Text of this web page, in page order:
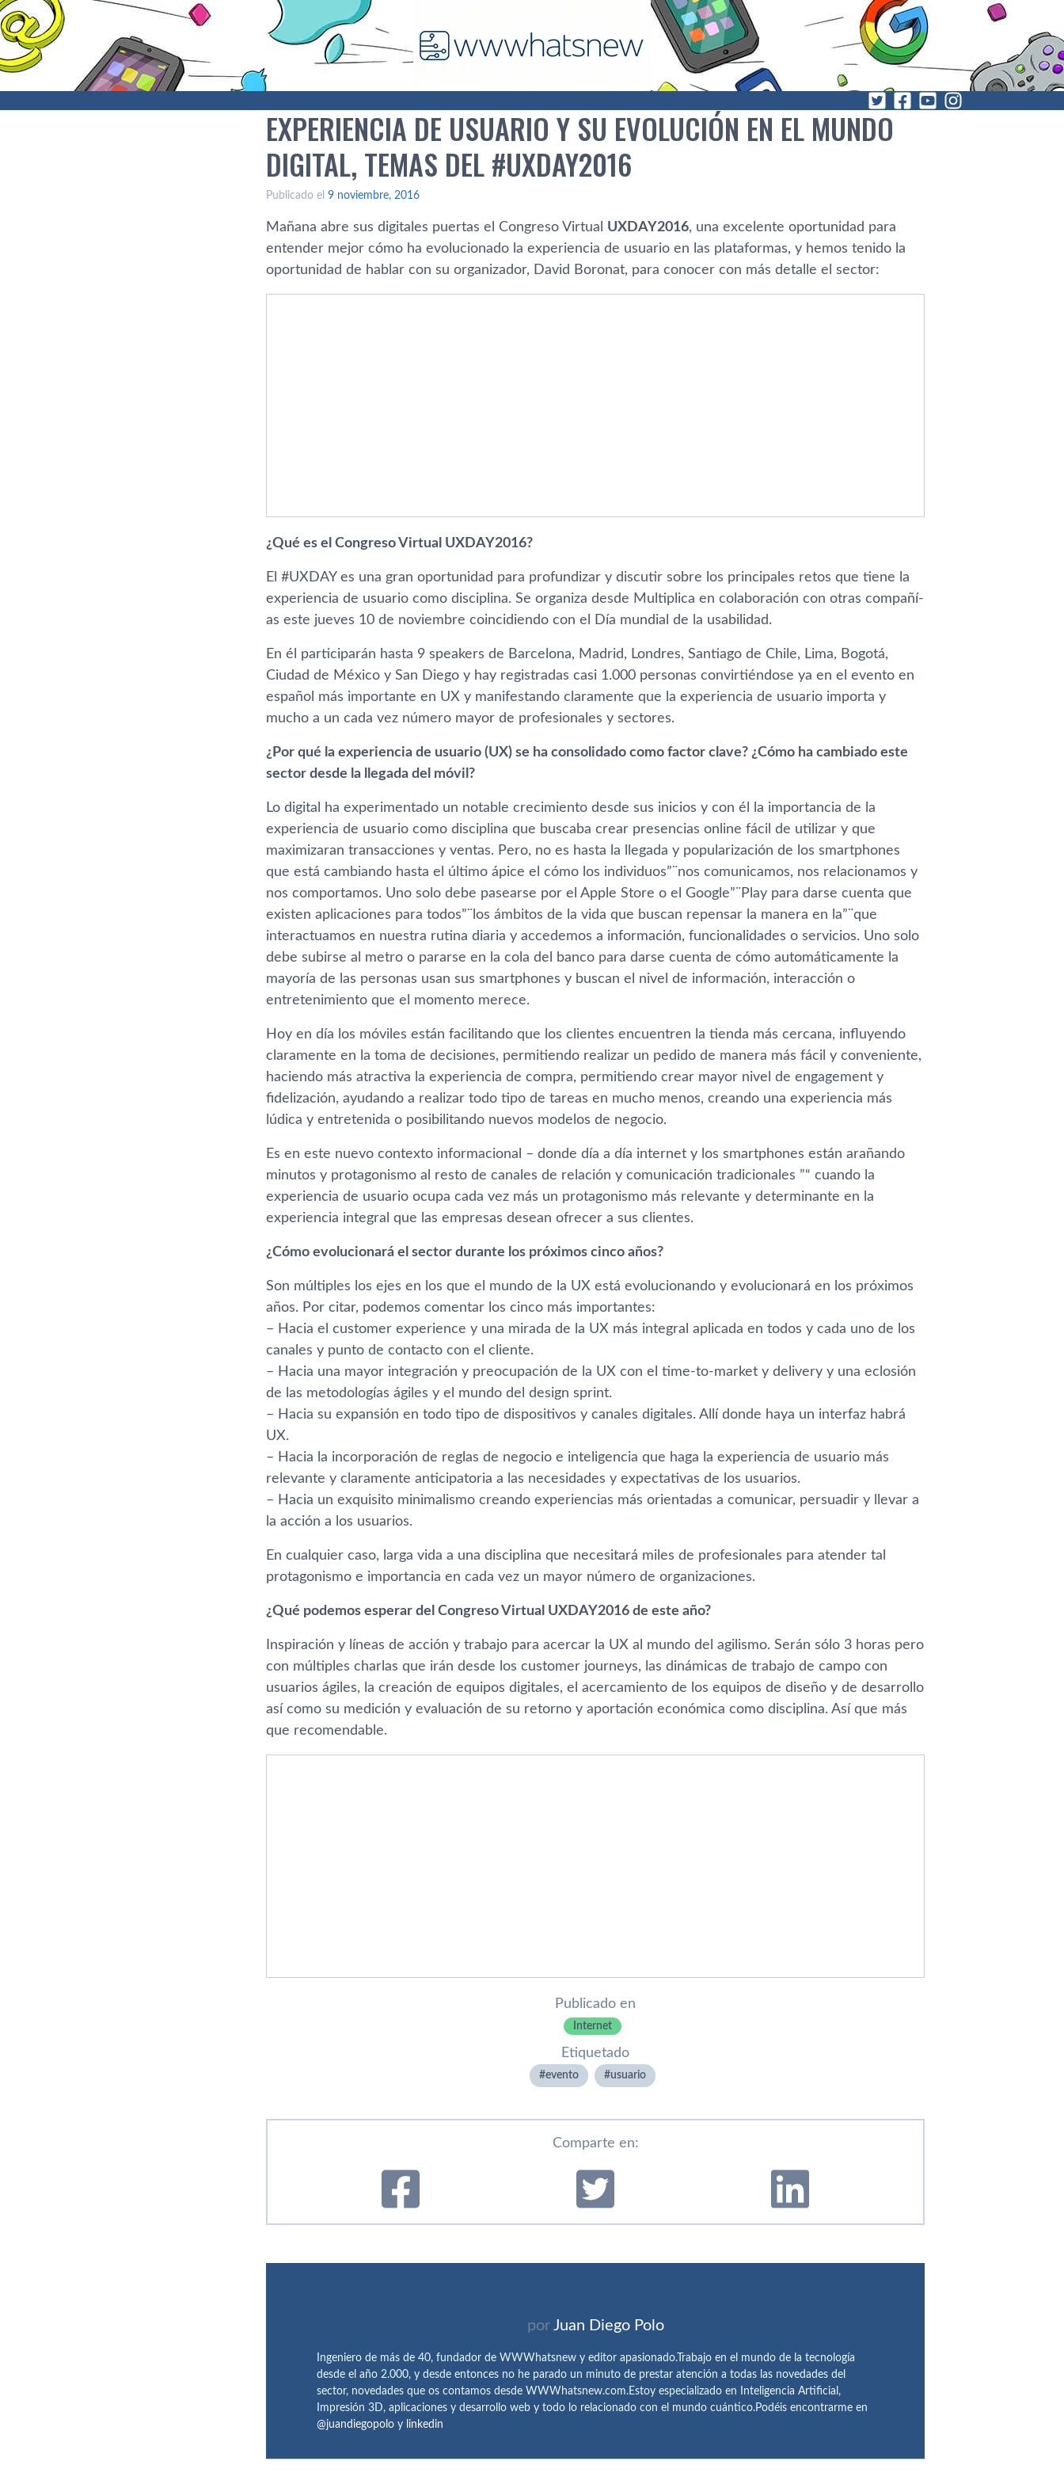
EXPERIENCIA DE USUARIO Y SU EVOLUCIÓN EN EL MUNDO
DIGITAL, TEMAS DEL #UXDAY2016
Publicado el 9 noviembre, 2016
Mañana abre sus digitales puertas el Congreso Virtual UXDAY2016, una excelente oportunidad para
entender mejor cómo ha evolucionado la experiencia de usuario en las plataformas, y hemos tenido la
oportunidad de hablar con su organizador, David Boronat, para conocer con más detalle el sector:
¿Qué es el Congreso Virtual UXDAY2016?
El #UXDAY es una gran oportunidad para profundizar y discutir sobre los principales retos que tiene la
experiencia de usuario como disciplina. Se organiza desde Multiplica en colaboración con otras compañí­
as este jueves 10 de noviembre coincidiendo con el Dí­a mundial de la usabilidad.
En él participarán hasta 9 speakers de Barcelona, Madrid, Londres, Santiago de Chile, Lima, Bogotá,
Ciudad de México y San Diego y hay registradas casi 1.000 personas convirtiéndose ya en el evento en
español más importante en UX y manifestando claramente que la experiencia de usuario importa y
mucho a un cada vez número mayor de profesionales y sectores.
¿Por qué la experiencia de usuario (UX) se ha consolidado como factor clave? ¿Cómo ha cambiado este
sector desde la llegada del móvil?
Lo digital ha experimentado un notable crecimiento desde sus inicios y con él la importancia de la
experiencia de usuario como disciplina que buscaba crear presencias online fácil de utilizar y que
maximizaran transacciones y ventas. Pero, no es hasta la llegada y popularización de los smartphones
que está cambiando hasta el último ápice el cómo los individuos”¨nos comunicamos, nos relacionamos y
nos comportamos. Uno solo debe pasearse por el Apple Store o el Google”¨Play para darse cuenta que
existen aplicaciones para todos”¨los ámbitos de la vida que buscan repensar la manera en la”¨que
interactuamos en nuestra rutina diaria y accedemos a información, funcionalidades o servicios. Uno solo
debe subirse al metro o pararse en la cola del banco para darse cuenta de cómo automáticamente la
mayorí­a de las personas usan sus smartphones y buscan el nivel de información, interacción o
entretenimiento que el momento merece.
Hoy en dí­a los móviles están facilitando que los clientes encuentren la tienda más cercana, influyendo
claramente en la toma de decisiones, permitiendo realizar un pedido de manera más fácil y conveniente,
haciendo más atractiva la experiencia de compra, permitiendo crear mayor nivel de engagement y
fidelización, ayudando a realizar todo tipo de tareas en mucho menos, creando una experiencia más
lúdica y entretenida o posibilitando nuevos modelos de negocio.
Es en este nuevo contexto informacional – donde dí­a a dí­a internet y los smartphones están arañando
minutos y protagonismo al resto de canales de relación y comunicación tradicionales ”“ cuando la
experiencia de usuario ocupa cada vez más un protagonismo más relevante y determinante en la
experiencia integral que las empresas desean ofrecer a sus clientes.
¿Cómo evolucionará el sector durante los próximos cinco años?
Son múltiples los ejes en los que el mundo de la UX está evolucionando y evolucionará en los próximos
años. Por citar, podemos comentar los cinco más importantes:
– Hacia el customer experience y una mirada de la UX más integral aplicada en todos y cada uno de los
canales y punto de contacto con el cliente.
– Hacia una mayor integración y preocupación de la UX con el time-to-market y delivery y una eclosión
de las metodologí­as ágiles y el mundo del design sprint.
– Hacia su expansión en todo tipo de dispositivos y canales digitales. Allí­ donde haya un interfaz habrá
UX.
– Hacia la incorporación de reglas de negocio e inteligencia que haga la experiencia de usuario más
relevante y claramente anticipatoria a las necesidades y expectativas de los usuarios.
– Hacia un exquisito minimalismo creando experiencias más orientadas a comunicar, persuadir y llevar a
la acción a los usuarios.
En cualquier caso, larga vida a una disciplina que necesitará miles de profesionales para atender tal
protagonismo e importancia en cada vez un mayor número de organizaciones.
¿Qué podemos esperar del Congreso Virtual UXDAY2016 de este año?
Inspiración y lí­neas de acción y trabajo para acercar la UX al mundo del agilismo. Serán sólo 3 horas pero
con múltiples charlas que irán desde los customer journeys, las dinámicas de trabajo de campo con
usuarios ágiles, la creación de equipos digitales, el acercamiento de los equipos de diseño y de desarrollo
así­ como su medición y evaluación de su retorno y aportación económica como disciplina. Así­ que más
que recomendable.
Publicado en
Internet
Etiquetado
evento usuario
Comparte en:
por Juan Diego Polo
Ingeniero de más de 40, fundador de WWWhatsnew y editor apasionado.Trabajo en el mundo de la tecnología
desde el año 2.000, y desde entonces no he parado un minuto de prestar atención a todas las novedades del
sector, novedades que os contamos desde WWWhatsnew.com.Estoy especializado en Inteligencia Artificial,
Impresión 3D, aplicaciones y desarrollo web y todo lo relacionado con el mundo cuántico.Podéis encontrarme en
@juandiegopolo y linkedin